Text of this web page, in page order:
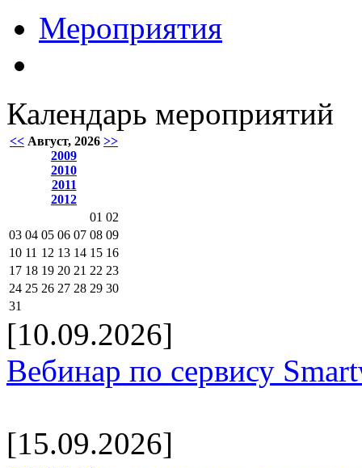
Мероприятия
Календарь мероприятий
<< Август, 2026 >>
2009
2010
2011
2012
01 02
03 04 05 06 07 08 09
10 11 12 13 14 15 16
17 18 19 20 21 22 23
24 25 26 27 28 29 30
31
[10.09.2026]
Вебинар по сервису
[15.09.2026]